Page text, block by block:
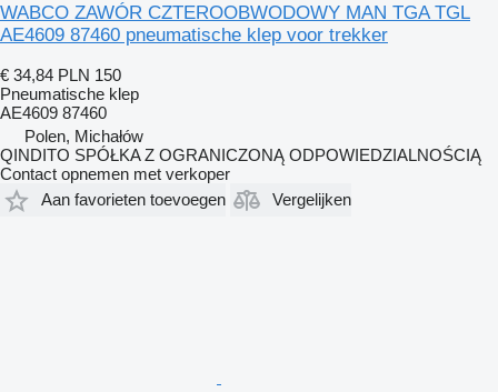
WABCO ZAWÓR CZTEROOBWODOWY MAN TGA TGL
AE4609 87460 pneumatische klep voor trekker
€ 34,84 PLN 150
Pneumatische klep
AE4609 87460
Polen, Michałów
QINDITO SPÓŁKA Z OGRANICZONĄ ODPOWIEDZIALNOŚCIĄ
Contact opnemen met verkoper
Aan favorieten toevoegen
Vergelijken